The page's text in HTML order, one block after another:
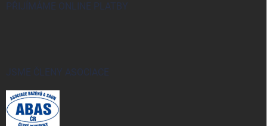
PŘIJÍMÁME ONLINE PLATBY
JSME ČLENY ASOCIACE